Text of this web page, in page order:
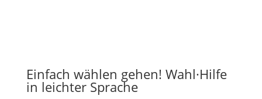
Einfach wählen gehen! Wahl·Hilfe
in leichter Sprache